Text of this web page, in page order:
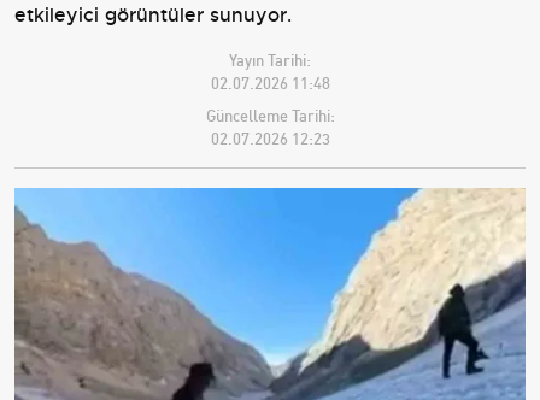
etkileyici görüntüler sunuyor.
Yayın Tarihi:
02.07.2026 11:48
Güncelleme Tarihi:
02.07.2026 12:23